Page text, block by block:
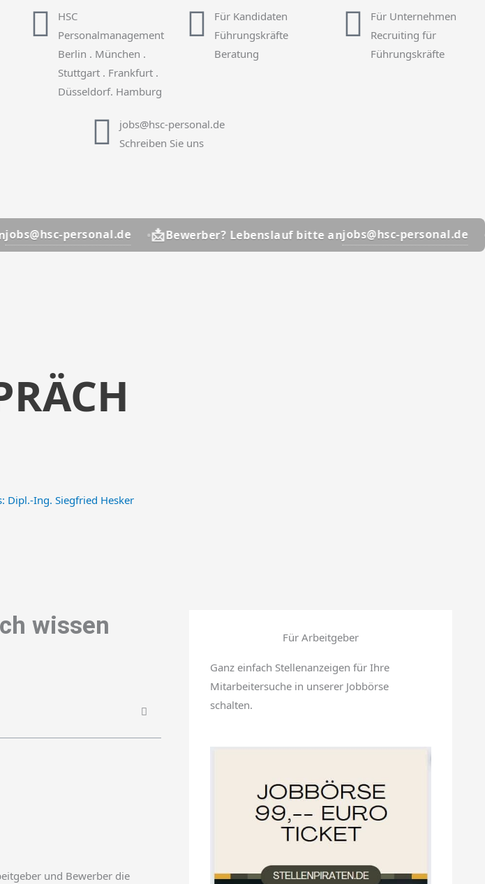
HSC
Personalmanagement
Berlin . München .
Stuttgart . Frankfurt .
Düsseldorf. Hamburg
Für Kandidaten
Führungskräfte
Beratung
Für Unternehmen
Recruiting für
Führungskräfte
jobs@hsc-personal.de
Schreiben Sie uns
personal.de 📩Bewerber? Lebenslauf bitte anjobs@hsc-personal.de 📩
Dipl.-Ing. Siegfried Hesker
wissen
und Bewerber die
Für Arbeitgeber
Ganz einfach Stellenanzeigen für Ihre
Mitarbeitersuche in unserer Jobbörse
schalten.